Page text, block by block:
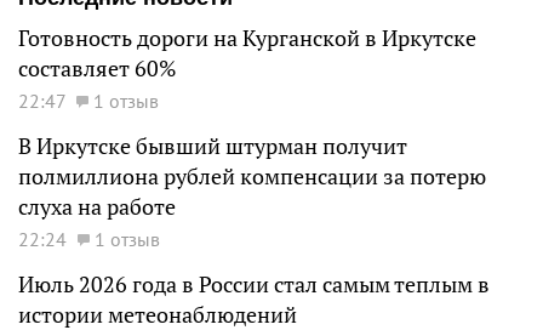
Готовность дороги на Курганской в Иркутске
составляет 60%
22:47 1 отзыв
В Иркутске бывший штурман получит
полмиллиона рублей компенсации за потерю
слуха на работе
22:24 1 отзыв
Июль 2026 года в России стал самым теплым в
истории метеонаблюдений